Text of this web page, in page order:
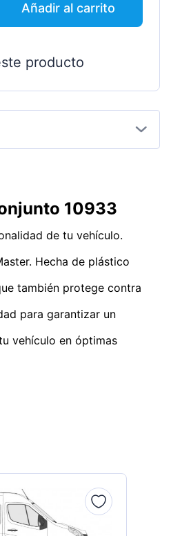
Añadir al carrito
producto
10933
de tu vehículo.
Hecha de plástico
también protege contra
para garantizar un
vehículo en óptimas